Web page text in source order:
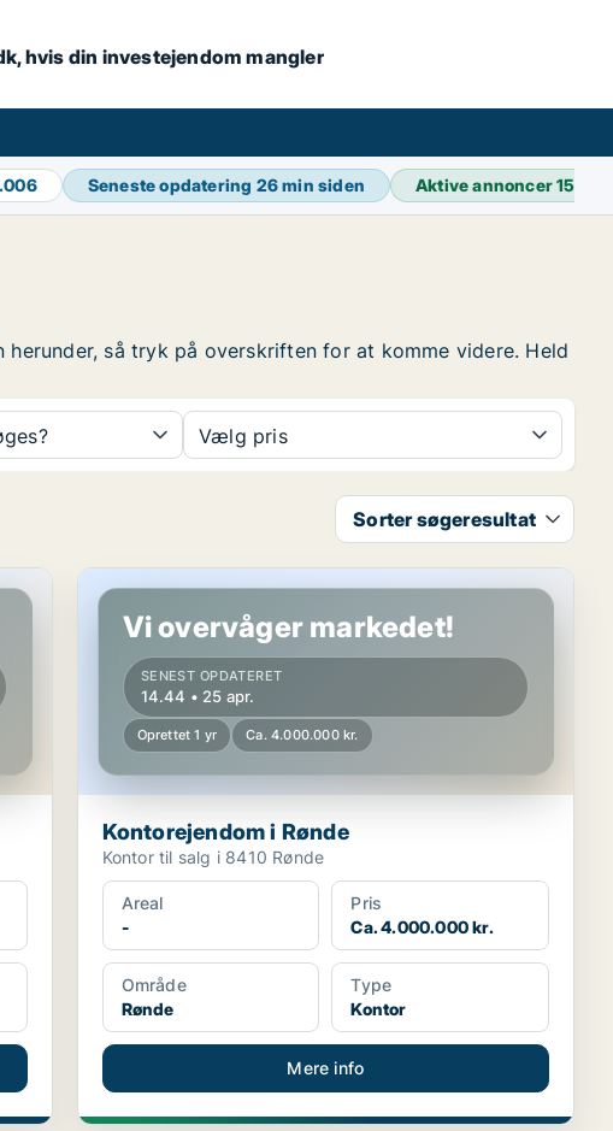
hvis din investejendom mangler
Seneste opdatering 26 min siden Aktive annoncer15.835
så tryk på overskriften for at komme videre. Held
Vælg pris
Sorter søgeresultat
Kontorejendom i Rønde
Vi overvåger markedet!
SENEST OPDATERET
14.44 • 25 apr.
Oprettet 1 yr Ca. 4.000.000 kr.
Kontorejendom i Rønde
Kontor til salg i 8410 Rønde
Areal
-
Pris
Ca. 4.000.000 kr.
Område
Rønde
Type
Kontor
Mere info